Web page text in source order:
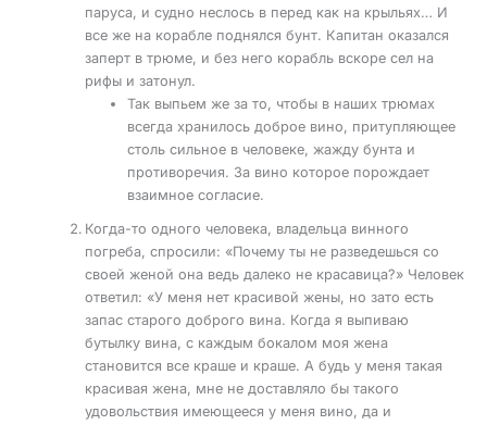
паруса, и судно неслось в перед как на крыльях… И
все же на корабле поднялся бунт. Капитан оказался
заперт в трюме, и без него корабль вскоре сел на
рифы и затонул.
Так выпьем же за то, чтобы в наших трюмах
всегда хранилось доброе вино, притупляющее
столь сильное в человеке, жажду бунта и
противоречия. За вино которое порождает
взаимное согласие.
Когда-то одного человека, владельца винного
погреба, спросили: «Почему ты не разведешься со
своей женой она ведь далеко не красавица?» Человек
ответил: «У меня нет красивой жены, но зато есть
запас старого доброго вина. Когда я выпиваю
бутылку вина, с каждым бокалом моя жена
становится все краше и краше. А будь у меня такая
красивая жена, мне не доставляло бы такого
удовольствия имеющееся у меня вино, да и